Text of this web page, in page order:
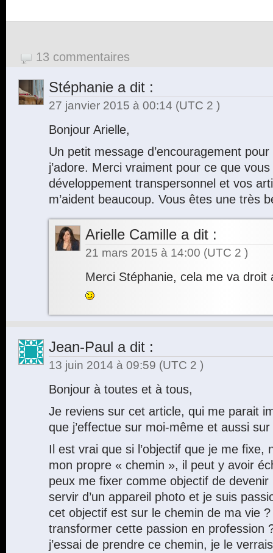
13 commentaires
Stéphanie a dit :
27 janvier 2015 à 00:14 (UTC 2 )
Bonjour Arielle,
Un petit message d’encouragement
j’adore. Merci vraiment pour ce que
développement transpersonnel et vos
m’aident beaucoup. Vous êtes une très
Arielle Camille a dit :
21 mars 2015 à 14:00 (UTC 2 )
Merci Stéphanie, cela me va droit
Jean-Paul a dit :
13 juin 2014 à 09:59 (UTC 2 )
Bonjour à toutes et à tous,
Je reviens sur cet article, qui me parait
que j’effectue sur moi-même et aussi
Il est vrai que si l’objectif que je me fixe,
mon propre « chemin », il peut y avoir
peux me fixer comme objectif de
servir d’un appareil photo et je suis
cet objectif est sur le chemin de ma vie
transformer cette passion en profession
j’essai de prendre ce chemin, je le